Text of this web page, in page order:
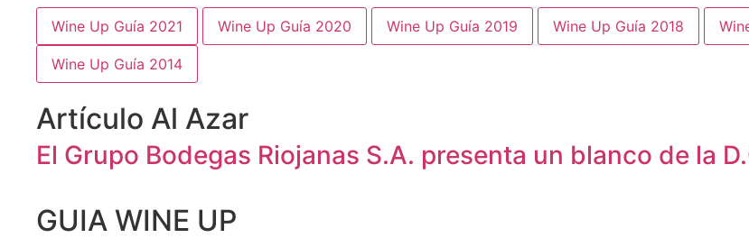
Wine Up Guía 2021 Wine Up Guía 2020 Wine Up Guía 2019 Wine Up Guía 2018
Wine Up Guía 2014
Artículo Al Azar
El Grupo Bodegas Riojanas S.A. presenta un blanco de la
GUIA WINE UP